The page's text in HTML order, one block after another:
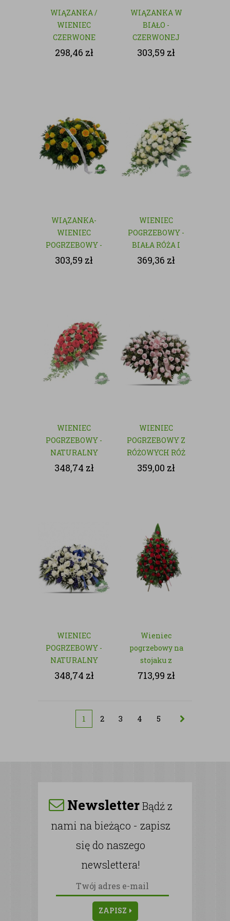
WIĄZANKA /
WIENIEC
CZERWONE
RÓŻE - KWIATY
298,46 zł
WIĄZANKA W
BIAŁO -
CZERWONEJ
KOLORYSTYCE
303,59 zł
WIĄZANKA-
WIENIEC
POGRZEBOWY -
NATURALNY
303,59 zł
WIENIEC
POGRZEBOWY -
BIAŁA RÓŻA I
GOŹDZIK
369,36 zł
WIENIEC
POGRZEBOWY -
NATURALNY
348,74 zł
WIENIEC
POGRZEBOWY Z
RÓŻOWYCH RÓŻ
- NATURALNY
359,00 zł
WIENIEC
POGRZEBOWY -
NATURALNY
348,74 zł
Wieniec
pogrzebowy na
stojaku z
czerwonych róż
713,99 zł
1 2 3 4 5
NewsletterBądź z
nami na bieżąco - zapisz
się do naszego
newslettera!
ZAPISZ